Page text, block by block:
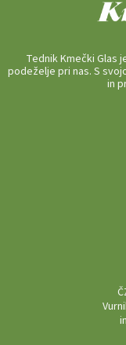
Tednik Kmečki Glas
podeželje pri nas. S
in